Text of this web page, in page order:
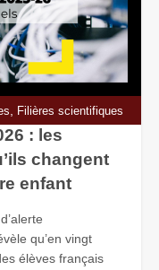
Filières scientifiques
: les
changent
enfant
qu’en vingt
élèves français